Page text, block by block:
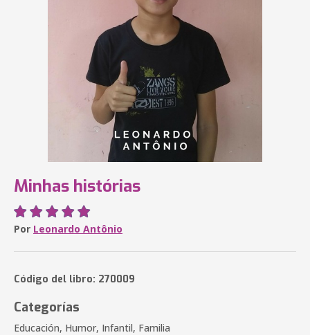
Minhas histórias
Por Leonardo Antônio
Código del libro: 270009
Categorías
Educación, Humor, Infantil, Familia